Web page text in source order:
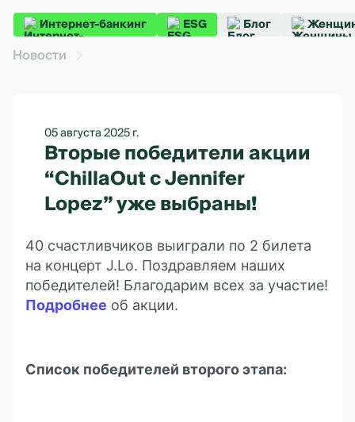
Интернет-банкинг ESG Блог
Новости
05 августа 2025 г.
Вторые победители акции
“ChillaOut с Jennifer
Lopez” уже выбраны!
40 счастливчиков выиграли по 2 билета
на концерт J.Lo. Поздравляем наших
победителей! Благодарим всех за участие!
Подробнее об акции.
Список победителей второго этапа: